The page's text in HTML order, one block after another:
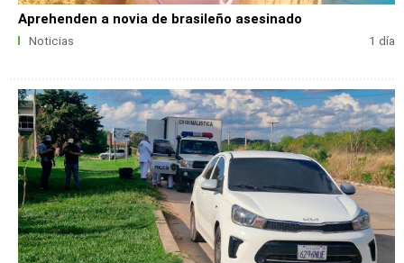
Aprehenden a novia de brasileño asesinado
Noticias 1 día